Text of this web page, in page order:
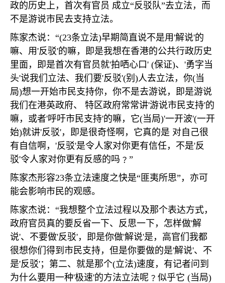
政的历史上，首次有官员 成立“反驳队”去立法，而
不是游说市民去支持立法。
陈家杰说：“(23条立法)早期简直说不是用'解说'的
嘛、用'反驳'的嘛，即是我想在香港的公共行政历史
里面，即是首次有官员就'拍哂心口' (保证)、 '勇字当
头'说我们立法、我们要'反驳'(别 )人去立法，你(当
局)想一开始市民支持你，你不是去游说，即是游说
我们在港英政府、 特区政府常常讲'游说市民支持'的
嘛，或者'呼吁市民支持'的嘛，它(当局)'一开波'(一开
始)就讲'反驳'，即是很奇怪啊，它真的是 对自己很
有自信啊， '反驳'是令人家对你更有信任，不是'反
驳'令人家对你更有反感的吗﹖”
陈家杰形容23条立法速度之快是“匪夷所思”，亦可
能会影响市民的观感。
陈家杰说：“我想整个立法过程以及那个表达方式，
政府官员真的要反省一下、反思一下，怎样做'解
说'、不要做'反驳'，即是你做'解说'是，高官们我都
很想你们得到市民支持，但是你要做的是'解说'、不
是'反驳'；第二、就是那个(立法)速度，有记者问到
为什么要用一种'极速'的方法立法呢﹖似乎它 (当局)